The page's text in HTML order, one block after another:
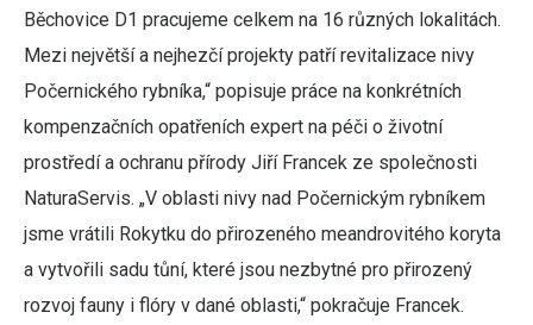
Běchovice D1 pracujeme celkem na 16 různých lokalitách.
Mezi největší a nejhezčí projekty patří revitalizace nivy
Počernického rybníka,“ popisuje práce na konkrétních
kompenzačních opatřeních expert na péči o životní
prostředí a ochranu přírody Jiří Francek ze společnosti
NaturaServis. „V oblasti nivy nad Počernickým rybníkem
jsme vrátili Rokytku do přirozeného meandrovitého koryta
a vytvořili sadu tůní, které jsou nezbytné pro přirozený
rozvoj fauny i flóry v dané oblasti,“ pokračuje Francek.